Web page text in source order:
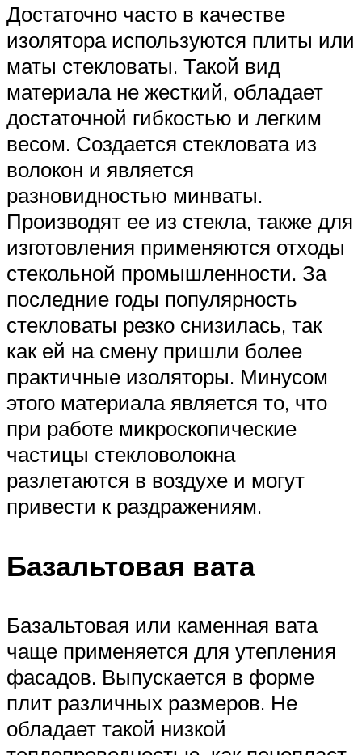
Достаточно часто в качестве
изолятора используются плиты или
маты стекловаты. Такой вид
материала не жесткий, обладает
достаточной гибкостью и легким
весом. Создается стекловата из
волокон и является
разновидностью минваты.
Производят ее из стекла, также для
изготовления применяются отходы
стекольной промышленности. За
последние годы популярность
стекловаты резко снизилась, так
как ей на смену пришли более
практичные изоляторы. Минусом
этого материала является то, что
при работе микроскопические
частицы стекловолокна
разлетаются в воздухе и могут
привести к раздражениям.
Базальтовая вата
Базальтовая или каменная вата
чаще применяется для утепления
фасадов. Выпускается в форме
плит различных размеров. Не
обладает такой низкой